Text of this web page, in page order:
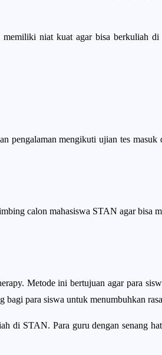
niat kuat agar bisa berkuliah
pengalaman mengikuti ujian tes
calon mahasiswa STAN agar bisa
Metode ini bertujuan agar para
para siswa untuk menumbuhkan
di STAN. Para guru dengan senang